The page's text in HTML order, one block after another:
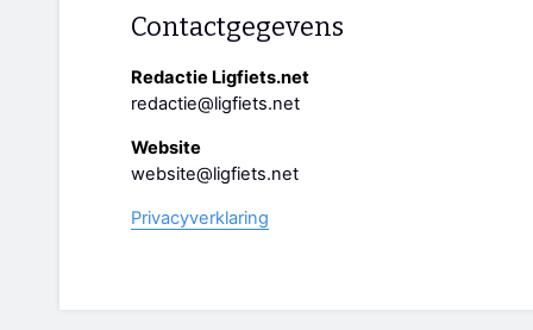
Contactgegevens
Redactie Ligfiets.net
redactie@ligfiets.net
Website
website@ligfiets.net
Privacyverklaring